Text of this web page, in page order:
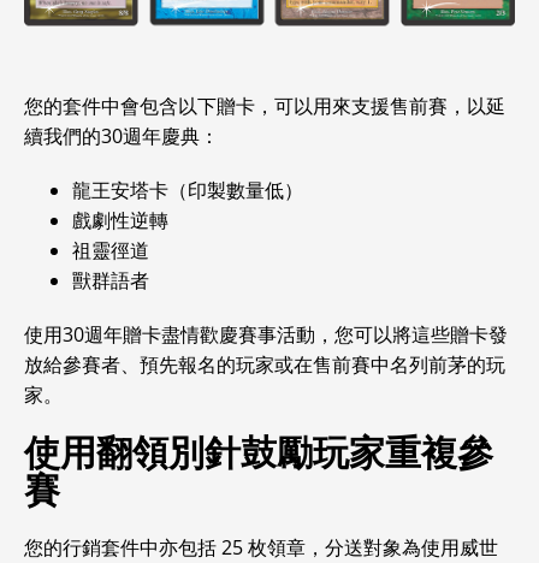
您的套件中會包含以下贈卡，可以用來支援售前賽，以延
續我們的30週年慶典：
龍王安塔卡（印製數量低）
戲劇性逆轉
祖靈徑道
獸群語者
使用30週年贈卡盡情歡慶賽事活動，您可以將這些贈卡發
放給參賽者、預先報名的玩家或在售前賽中名列前茅的玩
家。
使用翻領別針鼓勵玩家重複參
賽
您的行銷套件中亦包括 25 枚領章，分送對象為使用威世